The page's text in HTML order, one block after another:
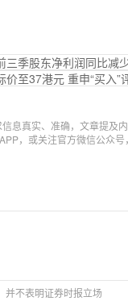
三季股东净利润同比减
至37港元 重申“买入”
息真实、准确，文章提及
，或关注官方微信公众
并不表明证券时报立场